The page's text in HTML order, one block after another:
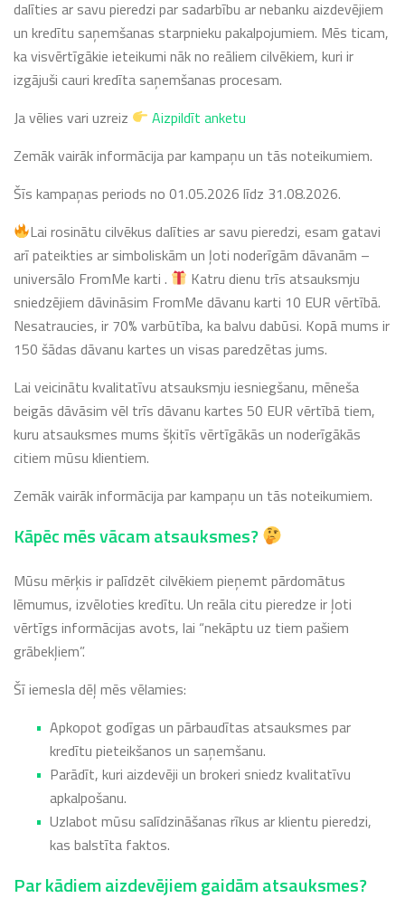
dalīties ar savu pieredzi par sadarbību ar nebanku aizdevējiem
un kredītu saņemšanas starpnieku pakalpojumiem. Mēs ticam,
ka visvērtīgākie ieteikumi nāk no reāliem cilvēkiem, kuri ir
izgājuši cauri kredīta saņemšanas procesam.
Ja vēlies vari uzreiz
Aizpildīt anketu
Zemāk vairāk informācija par kampaņu un tās noteikumiem.
Šīs kampaņas periods no 01.05.2026 līdz 31.08.2026.
Lai rosinātu cilvēkus dalīties ar savu pieredzi, esam gatavi
arī pateikties ar simboliskām un ļoti noderīgām dāvanām –
universālo FromMe karti .
Katru dienu trīs atsauksmju
sniedzējiem dāvināsim FromMe dāvanu karti 10 EUR vērtībā.
Nesatraucies, ir 70% varbūtība, ka balvu dabūsi. Kopā mums ir
150 šādas dāvanu kartes un visas paredzētas jums.
Lai veicinātu kvalitatīvu atsauksmju iesniegšanu, mēneša
beigās dāvāsim vēl trīs dāvanu kartes 50 EUR vērtībā tiem,
kuru atsauksmes mums šķitīs vērtīgākās un noderīgākās
citiem mūsu klientiem.
Zemāk vairāk informācija par kampaņu un tās noteikumiem.
Kāpēc mēs vācam atsauksmes?
Mūsu mērķis ir palīdzēt cilvēkiem pieņemt pārdomātus
lēmumus, izvēloties kredītu. Un reāla citu pieredze ir ļoti
vērtīgs informācijas avots, lai “nekāptu uz tiem pašiem
grābekļiem”.
Šī iemesla dēļ mēs vēlamies:
Apkopot godīgas un pārbaudītas atsauksmes par
kredītu pieteikšanos un saņemšanu.
Parādīt, kuri aizdevēji un brokeri sniedz kvalitatīvu
apkalpošanu.
Uzlabot mūsu salīdzināšanas rīkus ar klientu pieredzi,
kas balstīta faktos.
Par kādiem aizdevējiem gaidām atsauksmes?